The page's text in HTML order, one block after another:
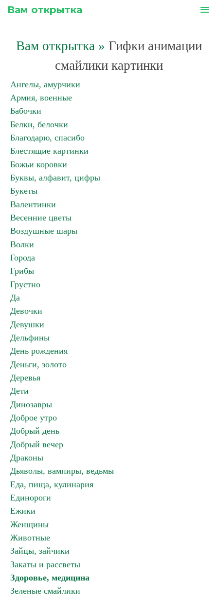
Вам открытка menu
Вам открытка » Гифки анимации
смайлики картинки
Ангелы, амурчики
Армия, военные
Бабочки
Белки, белочки
Благодарю, спасибо
Блестящие картинки
Божьи коровки
Буквы, алфавит, цифры
Букеты
Валентинки
Весенние цветы
Воздушные шары
Волки
Города
Грибы
Грустно
Да
Девочки
Девушки
Дельфины
День рождения
Деньги, золото
Деревья
Дети
Динозавры
Доброе утро
Добрый день
Добрый вечер
Драконы
Дьяволы, вампиры, ведьмы
Еда, пища, кулинария
Единороги
Ежики
Женщины
Животные
Зайцы, зайчики
Закаты и рассветы
Здоровье, медицина
Зеленые смайлики